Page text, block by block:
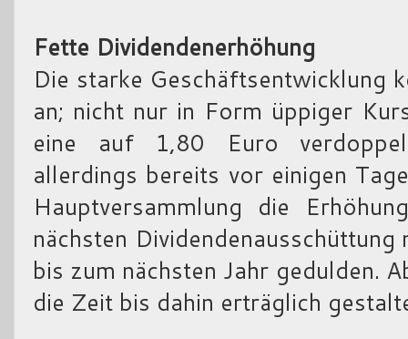
Fette Dividendenerhöhung
Die starke Geschäftsentwicklung
an; nicht nur in Form üppiger
eine auf 1,80 Euro
allerdings bereits vor einigen
Hauptversammlung die
nächsten
bis zum nächsten Jahr gedulden.
die Zeit bis dahin erträglich